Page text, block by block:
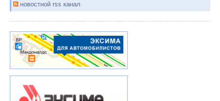
новостной rss канал